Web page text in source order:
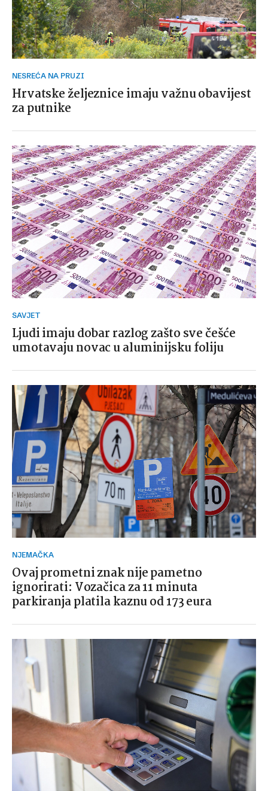
NESREĆA NA PRUZI
Hrvatske željeznice imaju važnu obavijest
za putnike
SAVJET
Ljudi imaju dobar razlog zašto sve češće
umotavaju novac u aluminijsku foliju
NJEMAČKA
Ovaj prometni znak nije pametno
ignorirati: Vozačica za 11 minuta
parkiranja platila kaznu od 173 eura